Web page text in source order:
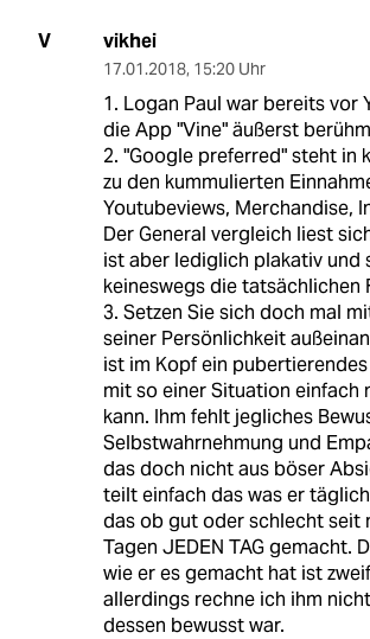
V vikhei
17.01.2018, 15:20 Uhr
1. Logan Paul war bereits vor
die App "Vine" äußerst
2. "Google preferred" steht in
zu den kummulierten
Youtubeviews, Merchandise,
Der General vergleich liest
ist aber lediglich plakativ und
keineswegs die tatsächlichen
3. Setzen Sie sich doch mal
seiner Persönlichkeit
ist im Kopf ein
mit so einer Situation einfach
kann. Ihm fehlt jegliches
Selbstwahrnehmung und
das doch nicht aus böser
teilt einfach das was er
das ob gut oder schlecht seit
Tagen JEDEN TAG gemacht.
wie er es gemacht hat ist
allerdings rechne ich ihm
dessen bewusst war.